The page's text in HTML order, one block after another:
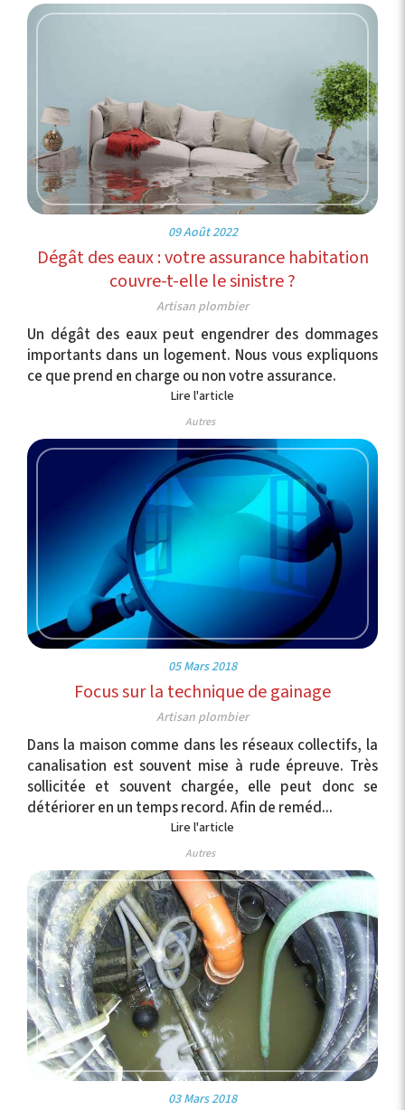
09 Août 2022
Dégât des eaux : votre assurance habitation
couvre-t-elle le sinistre ?
Artisan plombier
Un dégât des eaux peut engendrer des dommages
importants dans un logement. Nous vous expliquons
ce que prend en charge ou non votre assurance.
Lire l'article
Autres
05 Mars 2018
Focus sur la technique de gainage
Artisan plombier
Dans la maison comme dans les réseaux collectifs, la
canalisation est souvent mise à rude épreuve. Très
sollicitée et souvent chargée, elle peut donc se
détériorer en un temps record. Afin de reméd...
Lire l'article
Autres
03 Mars 2018